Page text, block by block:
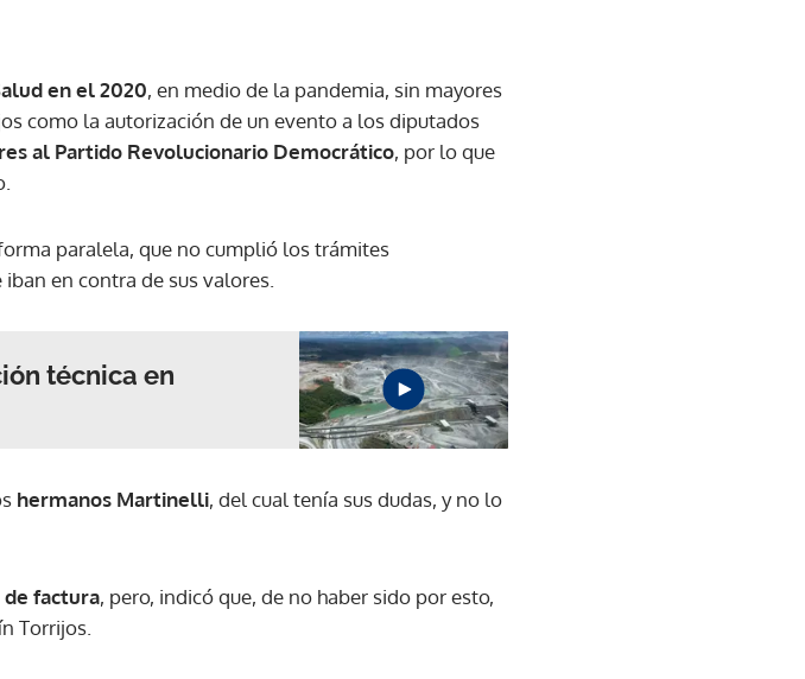
en el 2020, en medio de la pandemia, sin mayores
como la autorización de un evento a los diputados
al Partido Revolucionario Democrático, por lo que
paralela, que no cumplió los trámites
en contra de sus valores.
técnica en
hermanos Martinelli, del cual tenía sus dudas, y no lo
de factura, pero, indicó que, de no haber sido por esto,
Torrijos.